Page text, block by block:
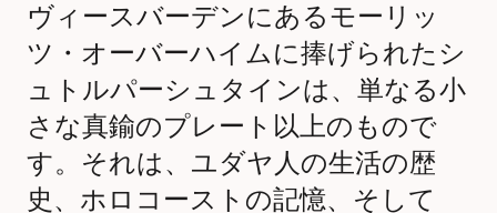
ヴィースバーデンにあるモーリッ
ツ・オーバーハイムに捧げられたシ
ュトルパーシュタインは、単なる小
さな真鍮のプレート以上のもので
す。それは、ユダヤ人の生活の歴
史、ホロコーストの記憶、そして